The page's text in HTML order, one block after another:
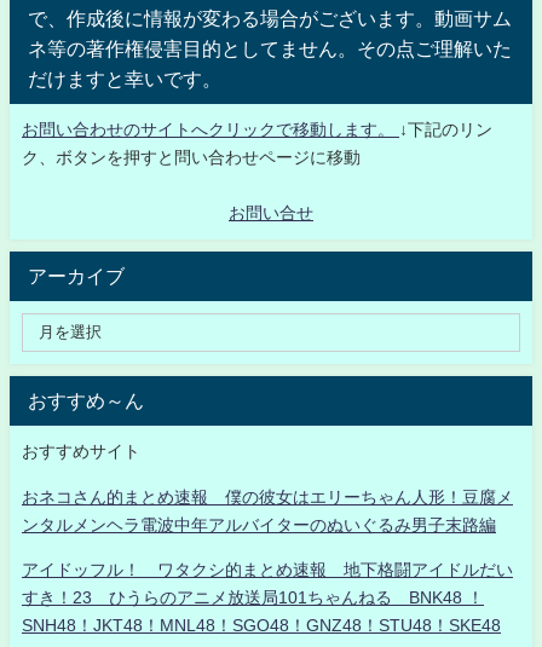
で、作成後に情報が変わる場合がございます。動画サム
ネ等の著作権侵害目的としてません。その点ご理解いた
だけますと幸いです。
お問い合わせのサイトへクリックで移動します。
↓下記のリン
ク、ボタンを押すと問い合わせページに移動
お問い合せ
アーカイブ
おすすめ～ん
おすすめサイト
おネコさん的まとめ速報 僕の彼女はエリーちゃん人形！豆腐メ
ンタルメンヘラ電波中年アルバイターのぬいぐるみ男子末路編
アイドッフル！ ワタクシ的まとめ速報 地下格闘アイドルだい
すき！23 ひうらのアニメ放送局101ちゃんねる BNK48 ！
SNH48！JKT48！MNL48！SGO48！GNZ48！STU48！SKE48